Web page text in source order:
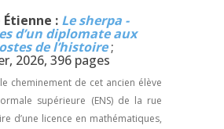
: Le sherpa -
d’un diplomate aux
de l’histoire ;
2026, 396 pages
cheminement de cet ancien élève
supérieure (ENS) de la rue
d’une licence en mathématiques,